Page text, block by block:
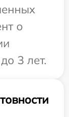
о
3 лет.